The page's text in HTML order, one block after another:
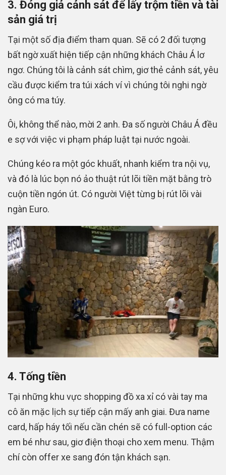
3. Đóng giả cảnh sát để lấy trộm tiền và tài
sản giá trị
Tại một số địa điểm tham quan. Sẽ có 2 đối tượng
bất ngờ xuất hiện tiếp cận những khách Châu Á lơ
ngơ. Chúng tôi là cảnh sát chìm, giơ thẻ cảnh sát, yêu
cầu được kiểm tra túi xách ví vì chúng tôi nghi ngờ
ông có ma túy.
Ôi, không thể nào, mời 2 anh. Đa số người Châu Á đều
e sợ với việc vi phạm pháp luật tại nước ngoài.
Chúng kéo ra một góc khuất, nhanh kiểm tra nội vụ,
và đó là lúc bọn nó ảo thuật rút lõi tiền mặt bằng trò
cuộn tiền ngón út. Có người Việt từng bị rút lõi vài
ngàn Euro.
4. Tống tiền
Tại những khu vực shopping đồ xa xỉ có vài tay ma
cô ăn mặc lịch sự tiếp cận mấy anh giai. Đưa name
card, hấp háy tối nếu cần chén sẽ có full-option các
em bé như sau, giơ điện thoại cho xem menu. Thậm
chí còn offer xe sang đón tận khách sạn.